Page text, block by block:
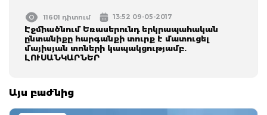
11601 դիտում 13:52 09-05-2017
Էջմիածնում Եռասերունդ երկրապահական
ընտանիքը հարգանքի տուրք է մատուցել
մայիսյան տոների կապակցությամբ.
ԼՈՒՍԱՆԿԱՐՆԵՐ
Այս բաժնից